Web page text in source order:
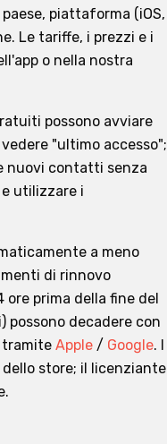
piattaforma (iOS,
Le tariffe, i prezzi e i
o nella nostra
possono avviare
"ultimo accesso";
nuovi contatti senza
utilizzare i
a meno
di rinnovo
prima della fine del
possono decadere con
tramite Apple / Google. I
store; il licenziante